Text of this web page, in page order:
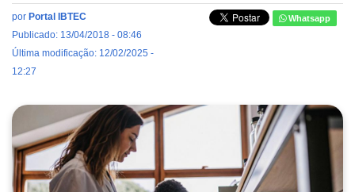
por Portal IBTEC
Publicado: 13/04/2018 - 08:46
Última modificação: 12/02/2025 -
12:27
Whatsapp